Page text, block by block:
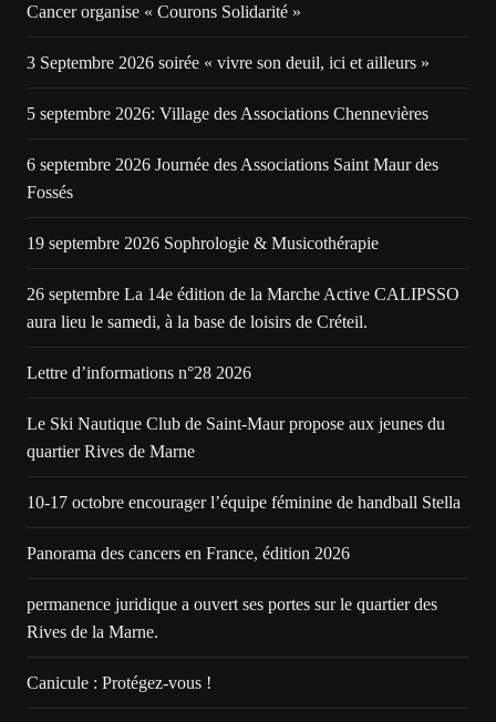
Cancer organise « Courons Solidarité »
3 Septembre 2026 soirée « vivre son deuil, ici et ailleurs »
5 septembre 2026: Village des Associations Chennevières
6 septembre 2026 Journée des Associations Saint Maur des
Fossés
19 septembre 2026 Sophrologie & Musicothérapie
26 septembre La 14e édition de la Marche Active CALIPSSO
aura lieu le samedi, à la base de loisirs de Créteil.
Lettre d’informations n°28 2026
Le Ski Nautique Club de Saint-Maur propose aux jeunes du
quartier Rives de Marne
10-17 octobre encourager l’équipe féminine de handball Stella
Panorama des cancers en France, édition 2026
permanence juridique a ouvert ses portes sur le quartier des
Rives de la Marne.
Canicule : Protégez-vous !